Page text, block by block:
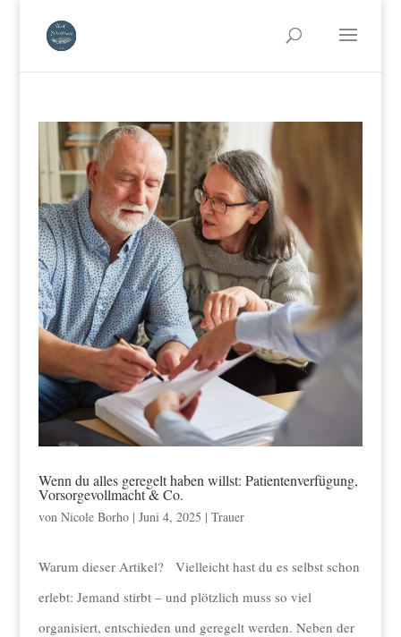
Wenn du alles geregelt haben willst: Patientenverfügung,
Vorsorgevollmacht & Co.
von Nicole Borho| Juni 4, 2025 | Trauer
Warum dieser Artikel? Vielleicht hast du es selbst schon
erlebt: Jemand stirbt – und plötzlich muss so viel
organisiert, entschieden und geregelt werden. Neben der